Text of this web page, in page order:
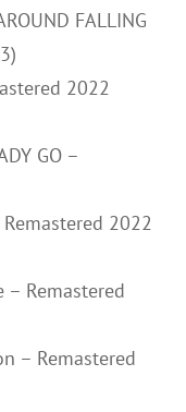
FALLING
2022
GO –
Remastered 2022
– Remastered
– Remastered